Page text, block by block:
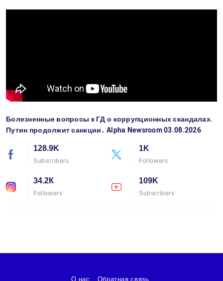
Болезненные вопросы к ГД о коррупционных скандалах.
Путин продолжит санкции․ Alpha Newsroom 03.08.2026
128.9K
Subscribers
1K
Followers
34.2К
Followers
109K
Subscribers
О нас Обратная связь